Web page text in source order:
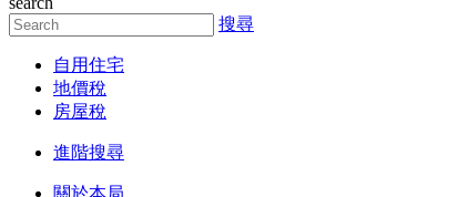
搜尋
自用住宅
地價稅
房屋稅
進階搜尋
關於本局